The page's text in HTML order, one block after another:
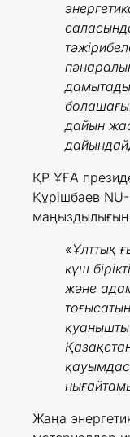
дайын
ҚР ҰҒА
Құрішбаев
маңыздылығын
«Ұлттық
күш
және
Жаңа